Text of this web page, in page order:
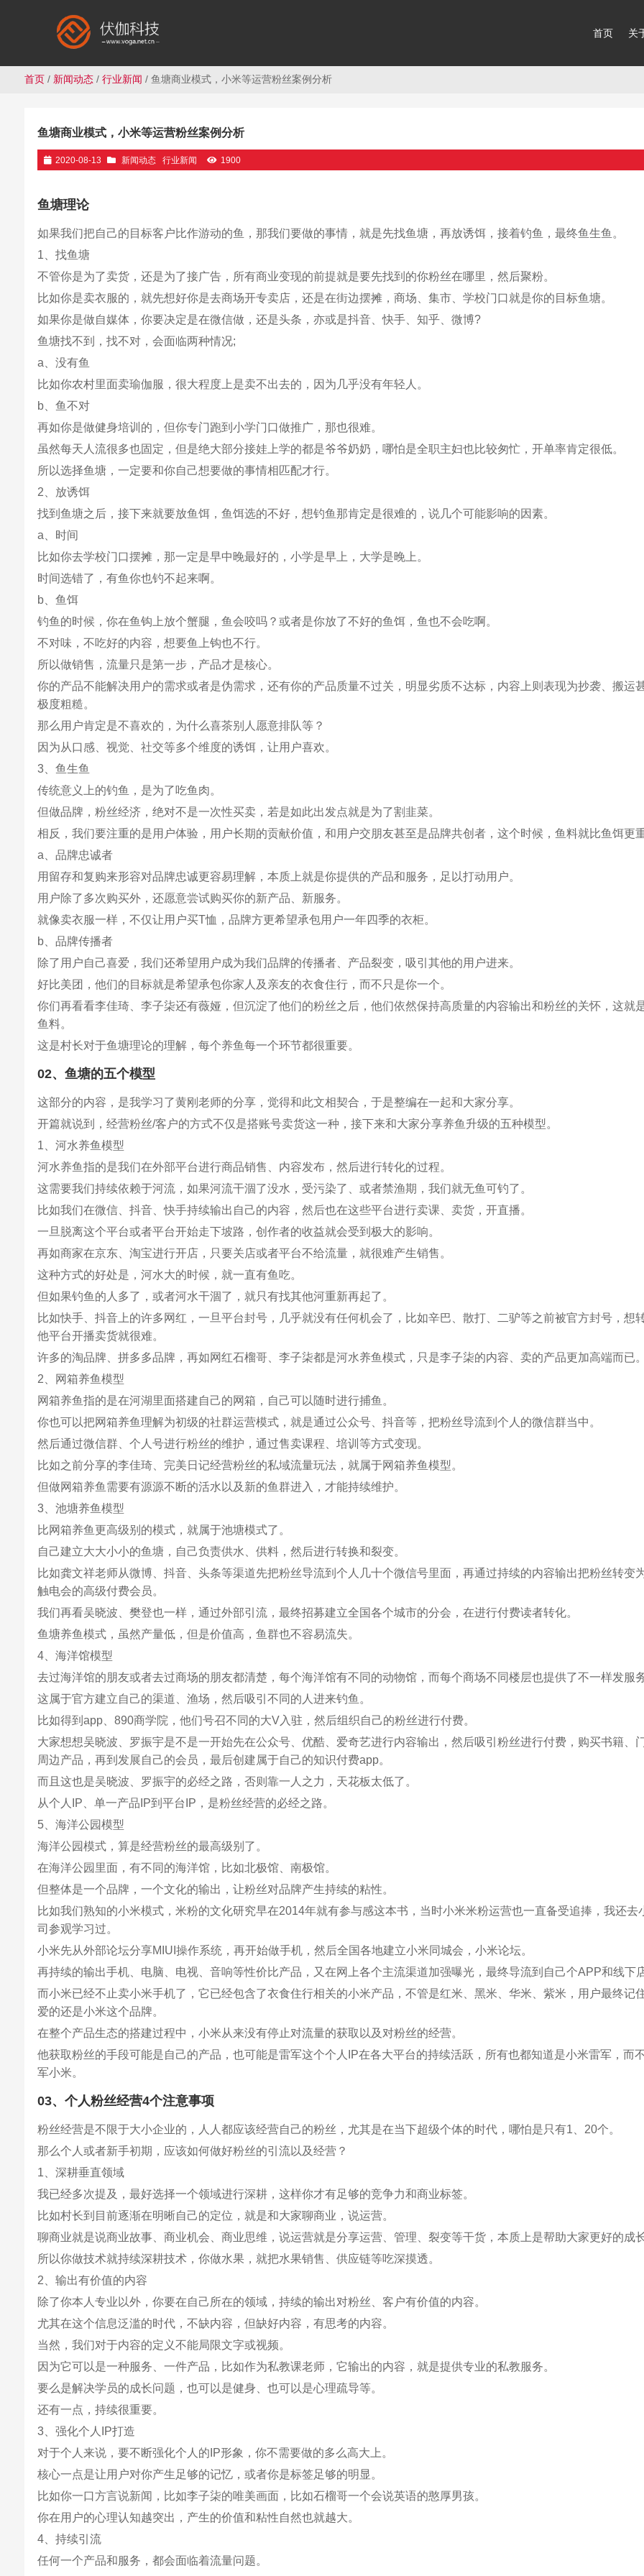
首页 关
首页/ 新闻动态/ 行业新闻 / 鱼塘商业模式，小米等运营粉丝案例分析
鱼塘商业模式，小米等运营粉丝案例分析
2020-08-13 新闻动态 行业新闻 1900
鱼塘理论
如果我们把自己的目标客户比作游动的鱼，那我们要做的事情，就是先找鱼塘，再放诱饵，接着钓鱼，最终鱼生鱼。
1、找鱼塘
不管你是为了卖货，还是为了接广告，所有商业变现的前提就是要先找到的你粉丝在哪里，然后聚粉。
比如你是卖衣服的，就先想好你是去商场开专卖店，还是在街边摆摊，商场、集市、学校门口就是你的目标鱼塘。
如果你是做自媒体，你要决定是在微信做，还是头条，亦或是抖音、快手、知乎、微博?
鱼塘找不到，找不对，会面临两种情况;
a、没有鱼
比如你农村里面卖瑜伽服，很大程度上是卖不出去的，因为几乎没有年轻人。
b、鱼不对
再如你是做健身培训的，但你专门跑到小学门口做推广，那也很难。
虽然每天人流很多也固定，但是绝大部分接娃上学的都是爷爷奶奶，哪怕是全职主妇也比较匆忙，开单率肯定很低。
所以选择鱼塘，一定要和你自己想要做的事情相匹配才行。
2、放诱饵
找到鱼塘之后，接下来就要放鱼饵，鱼饵选的不好，想钓鱼那肯定是很难的，说几个可能影响的因素。
a、时间
比如你去学校门口摆摊，那一定是早中晚最好的，小学是早上，大学是晚上。
时间选错了，有鱼你也钓不起来啊。
b、鱼饵
钓鱼的时候，你在鱼钩上放个蟹腿，鱼会咬吗？或者是你放了不好的鱼饵，鱼也不会吃啊。
不对味，不吃好的内容，想要鱼上钩也不行。
所以做销售，流量只是第一步，产品才是核心。
你的产品不能解决用户的需求或者是伪需求，还有你的产品质量不过关，明显劣质不达标，内容上则表现为抄袭、搬运
极度粗糙。
那么用户肯定是不喜欢的，为什么喜茶别人愿意排队等？
因为从口感、视觉、社交等多个维度的诱饵，让用户喜欢。
3、鱼生鱼
传统意义上的钓鱼，是为了吃鱼肉。
但做品牌，粉丝经济，绝对不是一次性买卖，若是如此出发点就是为了割韭菜。
相反，我们要注重的是用户体验，用户长期的贡献价值，和用户交朋友甚至是品牌共创者，这个时候，鱼料就比鱼饵更
a、品牌忠诚者
用留存和复购来形容对品牌忠诚更容易理解，本质上就是你提供的产品和服务，足以打动用户。
用户除了多次购买外，还愿意尝试购买你的新产品、新服务。
就像卖衣服一样，不仅让用户买T恤，品牌方更希望承包用户一年四季的衣柜。
b、品牌传播者
除了用户自己喜爱，我们还希望用户成为我们品牌的传播者、产品裂变，吸引其他的用户进来。
好比美团，他们的目标就是希望承包你家人及亲友的衣食住行，而不只是你一个。
你们再看看李佳琦、李子柒还有薇娅，但沉淀了他们的粉丝之后，他们依然保持高质量的内容输出和粉丝的关怀，这就
鱼料。
这是村长对于鱼塘理论的理解，每个养鱼每一个环节都很重要。
02、鱼塘的五个模型
这部分的内容，是我学习了黄刚老师的分享，觉得和此文相契合，于是整编在一起和大家分享。
开篇就说到，经营粉丝/客户的方式不仅是搭账号卖货这一种，接下来和大家分享养鱼升级的五种模型。
1、河水养鱼模型
河水养鱼指的是我们在外部平台进行商品销售、内容发布，然后进行转化的过程。
这需要我们持续依赖于河流，如果河流干涸了没水，受污染了、或者禁渔期，我们就无鱼可钓了。
比如我们在微信、抖音、快手持续输出自己的内容，然后也在这些平台进行卖课、卖货，开直播。
一旦脱离这个平台或者平台开始走下坡路，创作者的收益就会受到极大的影响。
再如商家在京东、淘宝进行开店，只要关店或者平台不给流量，就很难产生销售。
这种方式的好处是，河水大的时候，就一直有鱼吃。
但如果钓鱼的人多了，或者河水干涸了，就只有找其他河重新再起了。
比如快手、抖音上的许多网红，一旦平台封号，几乎就没有任何机会了，比如辛巴、散打、二驴等之前被官方封号，想
他平台开播卖货就很难。
许多的淘品牌、拼多多品牌，再如网红石榴哥、李子柒都是河水养鱼模式，只是李子柒的内容、卖的产品更加高端而已
2、网箱养鱼模型
网箱养鱼指的是在河湖里面搭建自己的网箱，自己可以随时进行捕鱼。
你也可以把网箱养鱼理解为初级的社群运营模式，就是通过公众号、抖音等，把粉丝导流到个人的微信群当中。
然后通过微信群、个人号进行粉丝的维护，通过售卖课程、培训等方式变现。
比如之前分享的李佳琦、完美日记经营粉丝的私域流量玩法，就属于网箱养鱼模型。
但做网箱养鱼需要有源源不断的活水以及新的鱼群进入，才能持续维护。
3、池塘养鱼模型
比网箱养鱼更高级别的模式，就属于池塘模式了。
自己建立大大小小的鱼塘，自己负责供水、供料，然后进行转换和裂变。
比如龚文祥老师从微博、抖音、头条等渠道先把粉丝导流到个人几十个微信号里面，再通过持续的内容输出把粉丝转变
触电会的高级付费会员。
我们再看吴晓波、樊登也一样，通过外部引流，最终招募建立全国各个城市的分会，在进行付费读者转化。
鱼塘养鱼模式，虽然产量低，但是价值高，鱼群也不容易流失。
4、海洋馆模型
去过海洋馆的朋友或者去过商场的朋友都清楚，每个海洋馆有不同的动物馆，而每个商场不同楼层也提供了不一样发服
这属于官方建立自己的渠道、渔场，然后吸引不同的人进来钓鱼。
比如得到app、890商学院，他们号召不同的大V入驻，然后组织自己的粉丝进行付费。
大家想想吴晓波、罗振宇是不是一开始先在公众号、优酷、爱奇艺进行内容输出，然后吸引粉丝进行付费，购买书籍、
周边产品，再到发展自己的会员，最后创建属于自己的知识付费app。
而且这也是吴晓波、罗振宇的必经之路，否则靠一人之力，天花板太低了。
从个人IP、单一产品IP到平台IP，是粉丝经营的必经之路。
5、海洋公园模型
海洋公园模式，算是经营粉丝的最高级别了。
在海洋公园里面，有不同的海洋馆，比如北极馆、南极馆。
但整体是一个品牌，一个文化的输出，让粉丝对品牌产生持续的粘性。
比如我们熟知的小米模式，米粉的文化研究早在2014年就有参与感这本书，当时小米米粉运营也一直备受追捧，我还去
司参观学习过。
小米先从外部论坛分享MIUI操作系统，再开始做手机，然后全国各地建立小米同城会，小米论坛。
再持续的输出手机、电脑、电视、音响等性价比产品，又在网上各个主流渠道加强曝光，最终导流到自己个APP和线下
而小米已经不止卖小米手机了，它已经包含了衣食住行相关的小米产品，不管是红米、黑米、华米、紫米，用户最终记
爱的还是小米这个品牌。
在整个产品生态的搭建过程中，小米从来没有停止对流量的获取以及对粉丝的经营。
他获取粉丝的手段可能是自己的产品，也可能是雷军这个个人IP在各大平台的持续活跃，所有也都知道是小米雷军，而
军小米。
03、个人粉丝经营4个注意事项
粉丝经营是不限于大小企业的，人人都应该经营自己的粉丝，尤其是在当下超级个体的时代，哪怕是只有1、20个。
那么个人或者新手初期，应该如何做好粉丝的引流以及经营？
1、深耕垂直领域
我已经多次提及，最好选择一个领域进行深耕，这样你才有足够的竞争力和商业标签。
比如村长到目前逐渐在明晰自己的定位，就是和大家聊商业，说运营。
聊商业就是说商业故事、商业机会、商业思维，说运营就是分享运营、管理、裂变等干货，本质上是帮助大家更好的成
所以你做技术就持续深耕技术，你做水果，就把水果销售、供应链等吃深摸透。
2、输出有价值的内容
除了你本人专业以外，你要在自己所在的领域，持续的输出对粉丝、客户有价值的内容。
尤其在这个信息泛滥的时代，不缺内容，但缺好内容，有思考的内容。
当然，我们对于内容的定义不能局限文字或视频。
因为它可以是一种服务、一件产品，比如作为私教课老师，它输出的内容，就是提供专业的私教服务。
要么是解决学员的成长问题，也可以是健身、也可以是心理疏导等。
还有一点，持续很重要。
3、强化个人IP打造
对于个人来说，要不断强化个人的IP形象，你不需要做的多么高大上。
核心一点是让用户对你产生足够的记忆，或者你是标签足够的明显。
比如你一口方言说新闻，比如李子柒的唯美画面，比如石榴哥一个会说英语的憨厚男孩。
你在用户的心理认知越突出，产生的价值和粘性自然也就越大。
4、持续引流
任何一个产品和服务，都会面临着流量问题。